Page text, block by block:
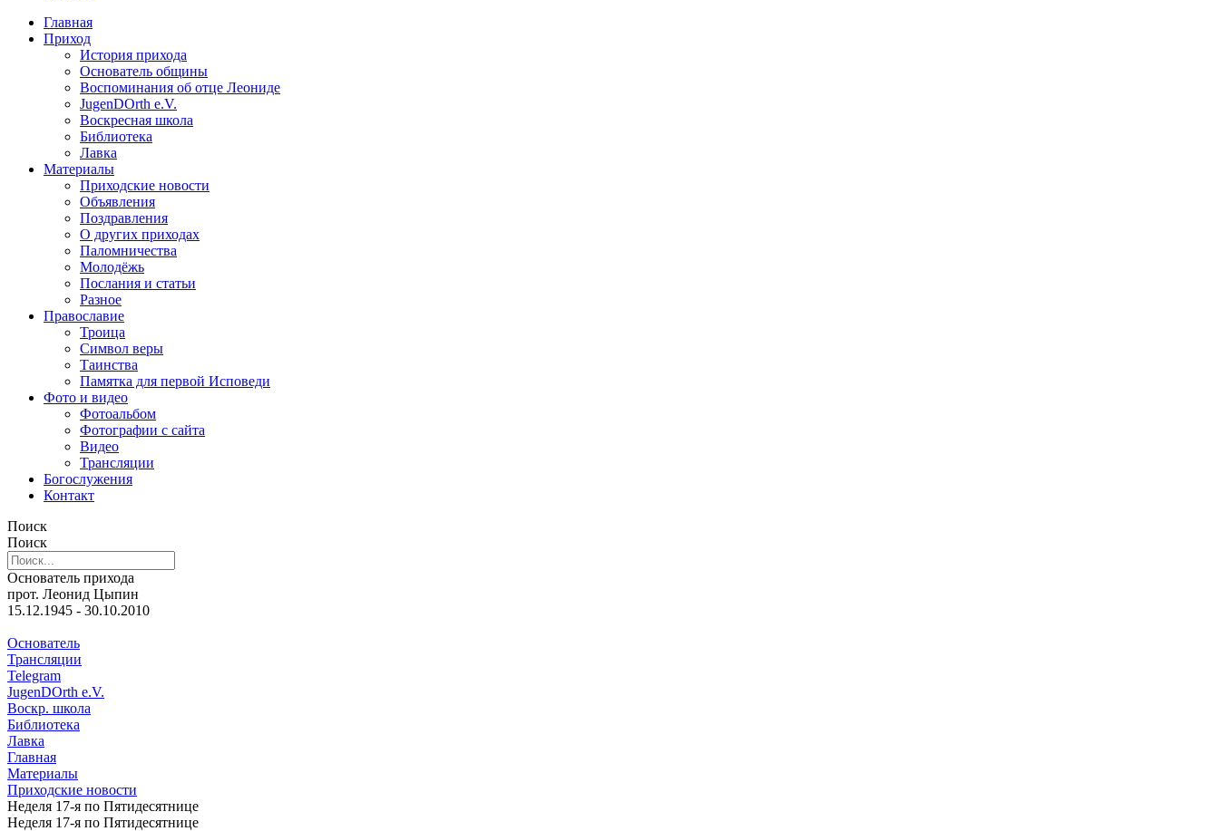
Главная
Приход
История прихода
Основатель общины
Воспоминания об отце Леониде
JugenDOrth e.V.
Воскресная школа
Библиотека
Лавка
Материалы
Приходские новости
Объявления
Поздравления
О других приходах
Паломничества
Молодёжь
Послания и статьи
Разное
Православие
Троица
Символ веры
Таинства
Памятка для первой Исповеди
Фото и видео
Фотоальбом
Фотографии с сайта
Видео
Трансляции
Богослужения
Контакт
Поиск
Поиск
Основатель прихода
прот. Леонид Цыпин
15.12.1945 - 30.10.2010
Основатель
Трансляции
Telegram
JugenDOrth e.V.
Воскр. школа
Библиотека
Лавка
Главная
Материалы
Приходские новости
Неделя 17-я по Пятидесятнице
Неделя 17-я по Пятидесятнице